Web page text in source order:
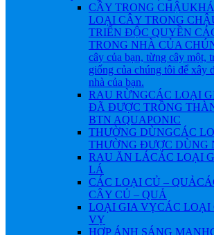
CÂY TRONG CHẬU
LOẠI CÂY TRONG
TRIỂN ĐỘC QUYỀN
TRONG NHÀ CỦA
cây của bạn, từng cây một,
giống của chúng tôi để xây
nhà của bạn.
RAU RỪNGCÁC LOẠI
ĐÃ ĐƯỢC TRỒNG
BTN AQUAPONIC
THƯỜNG DÙNGCÁC
THƯỜNG ĐƯỢC DÙNG
RAU ĂN LÁCÁC LOẠI
LÁ
CÁC LOẠI CỦ – QUẢ
CÂY CỦ – QUẢ
LOẠI GIA VỴCÁC LOẠI
VỴ
HỢP ÁNH SÁNG MẠNH